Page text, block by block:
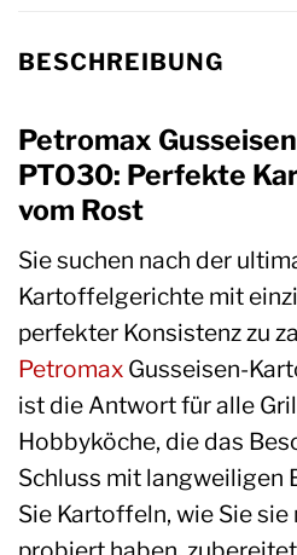
BESCHREIBUNG
Petromax
PTO30: Perfekte
vom Rost
Sie suchen nach der
Kartoffelgerichte mit
perfekter Konsistenz zu
Petromax Gusseisen-
ist die Antwort für alle
Hobbyköche, die das
Schluss mit langweiligen
Sie Kartoffeln, wie Sie sie